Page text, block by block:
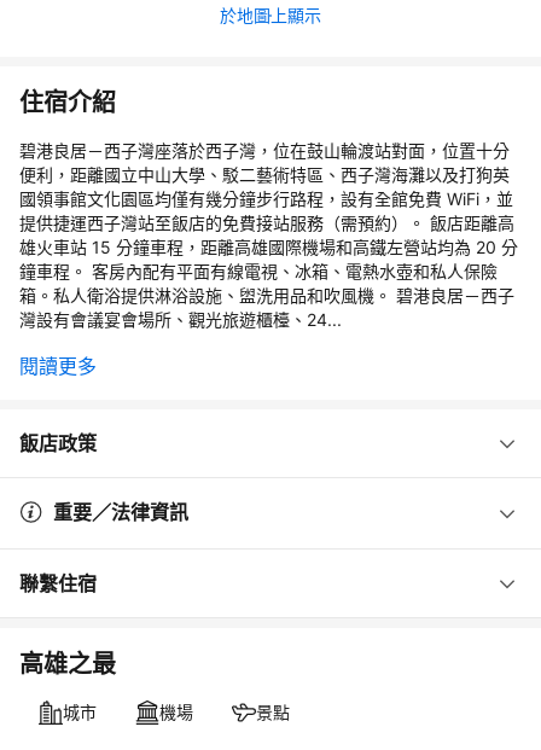
於地圖上顯示
住宿介紹
碧港良居－西子灣座落於西子灣，位在鼓山輪渡站對面，位置十分
便利，距離國立中山大學、駁二藝術特區、西子灣海灘以及打狗英
國領事館文化園區均僅有幾分鐘步行路程，設有全館免費 WiFi，並
提供捷運西子灣站至飯店的免費接站服務（需預約）。 飯店距離高
雄火車站 15 分鐘車程，距離高雄國際機場和高鐵左營站均為 20 分
鐘車程。 客房內配有平面有線電視、冰箱、電熱水壺和私人保險
箱。私人衛浴提供淋浴設施、盥洗用品和吹風機。 碧港良居－西子
灣設有會議宴會場所、觀光旅遊櫃檯、24...
閱讀更多
飯店政策
重要／法律資訊
聯繫住宿
高雄之最
城市 機場 景點